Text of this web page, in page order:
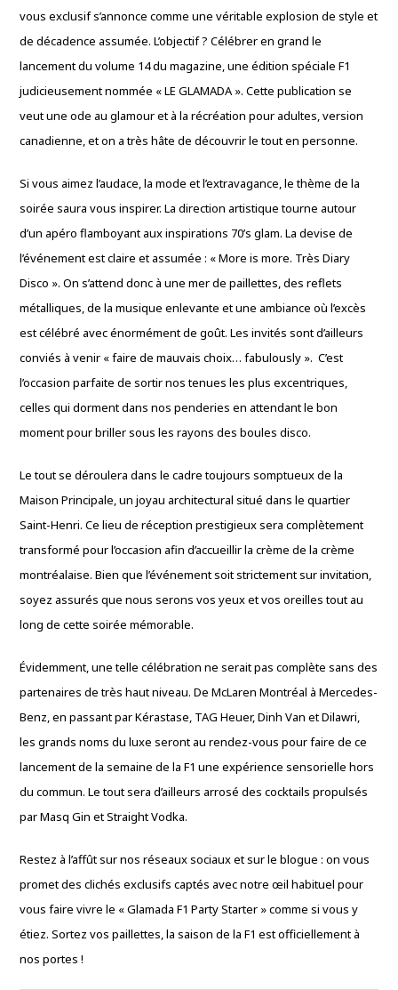
vous exclusif s’annonce comme une véritable explosion de style et
de décadence assumée. L’objectif ? Célébrer en grand le
lancement du volume 14 du magazine, une édition spéciale F1
judicieusement nommée « LE GLAMADA ». Cette publication se
veut une ode au glamour et à la récréation pour adultes, version
canadienne, et on a très hâte de découvrir le tout en personne.
Si vous aimez l’audace, la mode et l’extravagance, le thème de la
soirée saura vous inspirer. La direction artistique tourne autour
d’un apéro flamboyant aux inspirations 70’s glam. La devise de
l’événement est claire et assumée : « More is more. Très Diary
Disco ». On s’attend donc à une mer de paillettes, des reflets
métalliques, de la musique enlevante et une ambiance où l’excès
est célébré avec énormément de goût. Les invités sont d’ailleurs
conviés à venir « faire de mauvais choix… fabulously ». C’est
l’occasion parfaite de sortir nos tenues les plus excentriques,
celles qui dorment dans nos penderies en attendant le bon
moment pour briller sous les rayons des boules disco.
Le tout se déroulera dans le cadre toujours somptueux de la
Maison Principale, un joyau architectural situé dans le quartier
Saint-Henri. Ce lieu de réception prestigieux sera complètement
transformé pour l’occasion afin d’accueillir la crème de la crème
montréalaise. Bien que l’événement soit strictement sur invitation,
soyez assurés que nous serons vos yeux et vos oreilles tout au
long de cette soirée mémorable.
Évidemment, une telle célébration ne serait pas complète sans des
partenaires de très haut niveau. De McLaren Montréal à Mercedes-
Benz, en passant par Kérastase, TAG Heuer, Dinh Van et Dilawri,
les grands noms du luxe seront au rendez-vous pour faire de ce
lancement de la semaine de la F1 une expérience sensorielle hors
du commun. Le tout sera d’ailleurs arrosé des cocktails propulsés
par Masq Gin et Straight Vodka.
Restez à l’affût sur nos réseaux sociaux et sur le blogue : on vous
promet des clichés exclusifs captés avec notre œil habituel pour
vous faire vivre le « Glamada F1 Party Starter » comme si vous y
étiez. Sortez vos paillettes, la saison de la F1 est officiellement à
nos portes !